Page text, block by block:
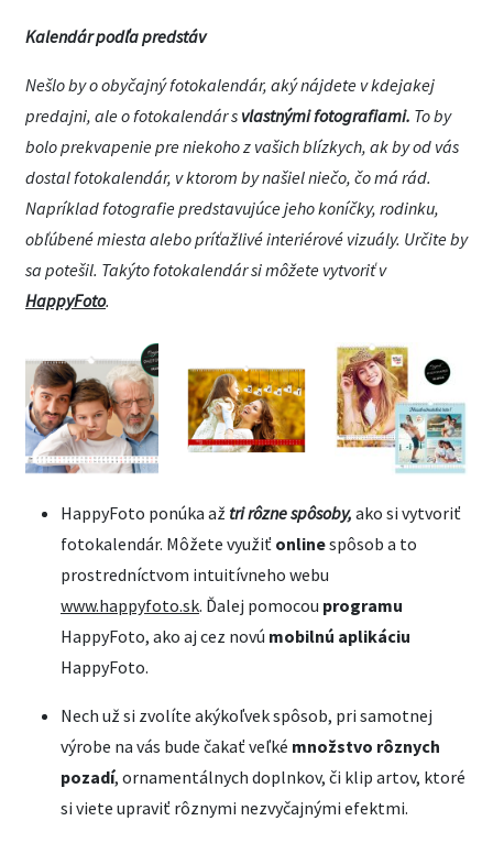
Kalendár podľa predstáv
Nešlo by o obyčajný fotokalendár, aký nájdete v kdejakej
predajni, ale o fotokalendár s vlastnými fotografiami. To by
bolo prekvapenie pre niekoho z vašich blízkych, ak by od vás
dostal fotokalendár, v ktorom by našiel niečo, čo má rád.
Napríklad fotografie predstavujúce jeho koníčky, rodinku,
obľúbené miesta alebo príťažlivé interiérové vizuály. Určite by
sa potešil. Takýto fotokalendár si môžete vytvoriť v
HappyFoto.
HappyFoto ponúka až tri rôzne spôsoby, ako si vytvoriť
fotokalendár. Môžete využiť onlinespôsob a to
prostredníctvom intuitívneho webu
www.happyfoto.sk. Ďalej pomocou programu
HappyFoto, ako aj cez novú mobilnú aplikáciu
HappyFoto.
Nech už si zvolíte akýkoľvek spôsob, pri samotnej
výrobe na vás bude čakať veľké množstvo rôznych
pozadí, ornamentálnych doplnkov, či klip artov, ktoré
si viete upraviť rôznymi nezvyčajnými efektmi.